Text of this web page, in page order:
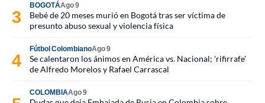
BOGOTÁAgo 9
Bebé de 20 meses murió en Bogotá tras ser víctima de
presunto abuso sexual y violencia física
Fútbol ColombianoAgo 9
Se calentaron los ánimos en América vs. Nacional; 'rifirrafe'
de Alfredo Morelos y Rafael Carrascal
COLOMBIAAgo 9